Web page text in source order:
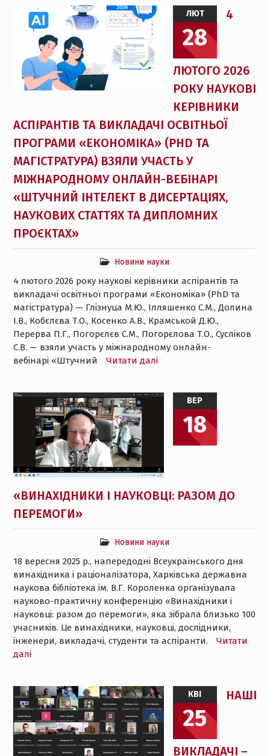
ЛЮТ
28
4
ЛЮТОГО 2026
РОКУ НАУКОВІ
КЕРІВНИКИ
АСПІРАНТІВ ТА ВИКЛАДАЧІ ОСВІТНЬОЇ
ПРОГРАМИ «ЕКОНОМІКА» (PHD ТА
МАГІСТРАТУРА) ВЗЯЛИ УЧАСТЬ У
МІЖНАРОДНОМУ ОНЛАЙН-ВЕБІНАРІ
«ШТУЧНИЙ ІНТЕЛЕКТ В ДИСЕРТАЦІЯХ,
НАУКОВИХ СТАТТЯХ ТА ДИПЛОМНИХ
ПРОЄКТАХ»
Новини науки
4 лютого 2026 року наукові керівники аспірантів та
викладачі освітньої програми «Економіка» (PhD та
магістратура) — Глізнуца М.Ю., Ілляшенко С.М., Долина
І.В., Кобєлєва Т.О., Косенко А.В., Крамськой Д.Ю.,
Перерва П.Г., Погорєлєв С.М., Погорєлова Т.О., Сусліков
С.В. — взяли участь у міжнародному онлайн-
вебінарі «Штучний
Читати далі
ВЕР
18
«ВИНАХІДНИКИ І НАУКОВЦІ: РАЗОМ ДО
ПЕРЕМОГИ»
Новини науки
18 вересня 2025 р., напередодні Всеукраїнського дня
винахідника і раціоналізатора, Харківська державна
наукова бібліотека ім. В.Г. Короленка організувала
науково-практичну конференцію «Винахідники і
науковці: разом до перемоги», яка зібрала близько 100
учасників. Це винахідники, науковці, дослідники,
інженери, викладачі, студенти та аспіранти.
Читати
далі
КВІ
25
НАШІ
ВИКЛАДАЧІ –